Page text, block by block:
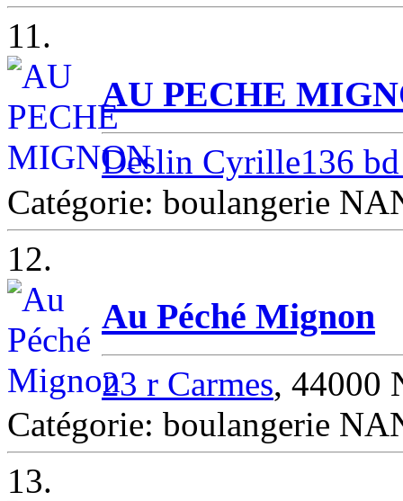
11.
AU PECHE
Deslin Cyrille136
Catégorie: boulangerie
12.
Au Péché Mignon
23 r Carmes, 44000
Catégorie: boulangerie
13.